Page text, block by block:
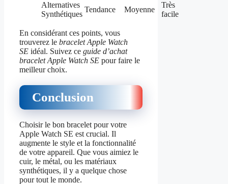
Alternatives
Synthétiques
Tendance Moyenne
Très
facile
En considérant ces points, vous
trouverez le bracelet Apple Watch
SE idéal. Suivez ce guide d’achat
bracelet Apple Watch SE pour faire le
meilleur choix.
Conclusion
Choisir le bon bracelet pour votre
Apple Watch SE est crucial. Il
augmente le style et la fonctionnalité
de votre appareil. Que vous aimiez le
cuir, le métal, ou les matériaux
synthétiques, il y a quelque chose
pour tout le monde.